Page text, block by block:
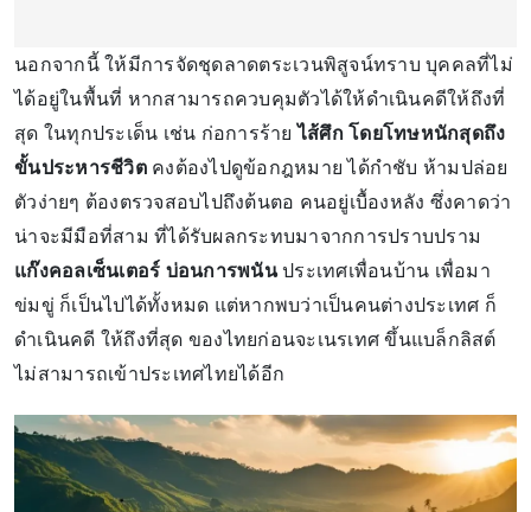
นอกจากนี้ ให้มีการจัดชุดลาดตระเวนพิสูจน์ทราบ บุคคลที่ไม่
ได้อยู่ในพื้นที่ หากสามารถควบคุมตัวได้ให้ดำเนินคดีให้ถึงที่
สุด ในทุกประเด็น เช่น ก่อการร้ายไส้ศึก โดยโทษหนักสุดถึง
ขั้นประหารชีวิตคงต้องไปดูข้อกฎหมาย ได้กำชับ ห้ามปล่อย
ตัวง่ายๆ ต้องตรวจสอบไปถึงต้นตอ คนอยู่เบื้องหลัง ซึ่งคาดว่า
น่าจะมีมือที่สาม ที่ได้รับผลกระทบมาจากการปราบปราม
แก๊งคอลเซ็นเตอร์ บ่อนการพนันประเทศเพื่อนบ้าน เพื่อมา
ข่มขู่ ก็เป็นไปได้ทั้งหมด แต่หากพบว่าเป็นคนต่างประเทศ ก็
ดำเนินคดี ให้ถึงที่สุด ของไทยก่อนจะเนรเทศ ขึ้นแบล็กลิสต์
ไม่สามารถเข้าประเทศไทยได้อีก